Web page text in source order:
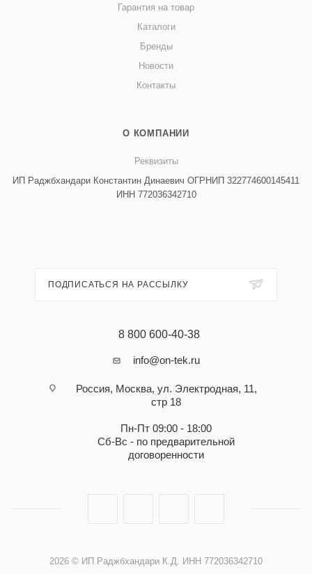
Гарантия на товар
Каталоги
Бренды
Новости
Контакты
О КОМПАНИИ
Реквизиты
ИП Раджбхандари Константин Динаевич ОГРНИП 322774600145411
ИНН 772036342710
ПОДПИСАТЬСЯ НА РАССЫЛКУ
8 800 600-40-38
info@on-tek.ru
Россия, Москва, ул. Электродная, 11,
стр 18
Пн-Пт 09:00 - 18:00
Сб-Вс - по предварительной
договоренности
2026 © ИП Раджбхандари К.Д. ИНН 772036342710